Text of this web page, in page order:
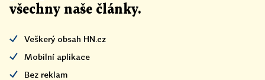
všechny naše články.
Veškerý obsah HN.cz
Mobilní aplikace
Bez reklam